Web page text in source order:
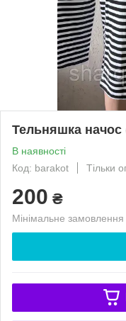
Тельняшка начос
В наявності
Код: barakot
Тільки
200 ₴
Мінімальне